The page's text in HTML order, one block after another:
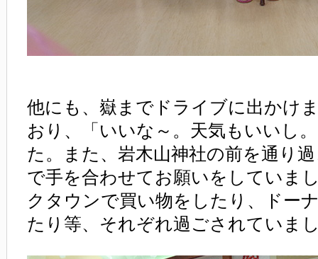
他にも、嶽までドライブに出かけ
おり、「いいな～。天気もいいし
た。また、岩木山神社の前を通り
で手を合わせてお願いをしていま
クタウンで買い物をしたり、ドー
たり等、それぞれ過ごされていま